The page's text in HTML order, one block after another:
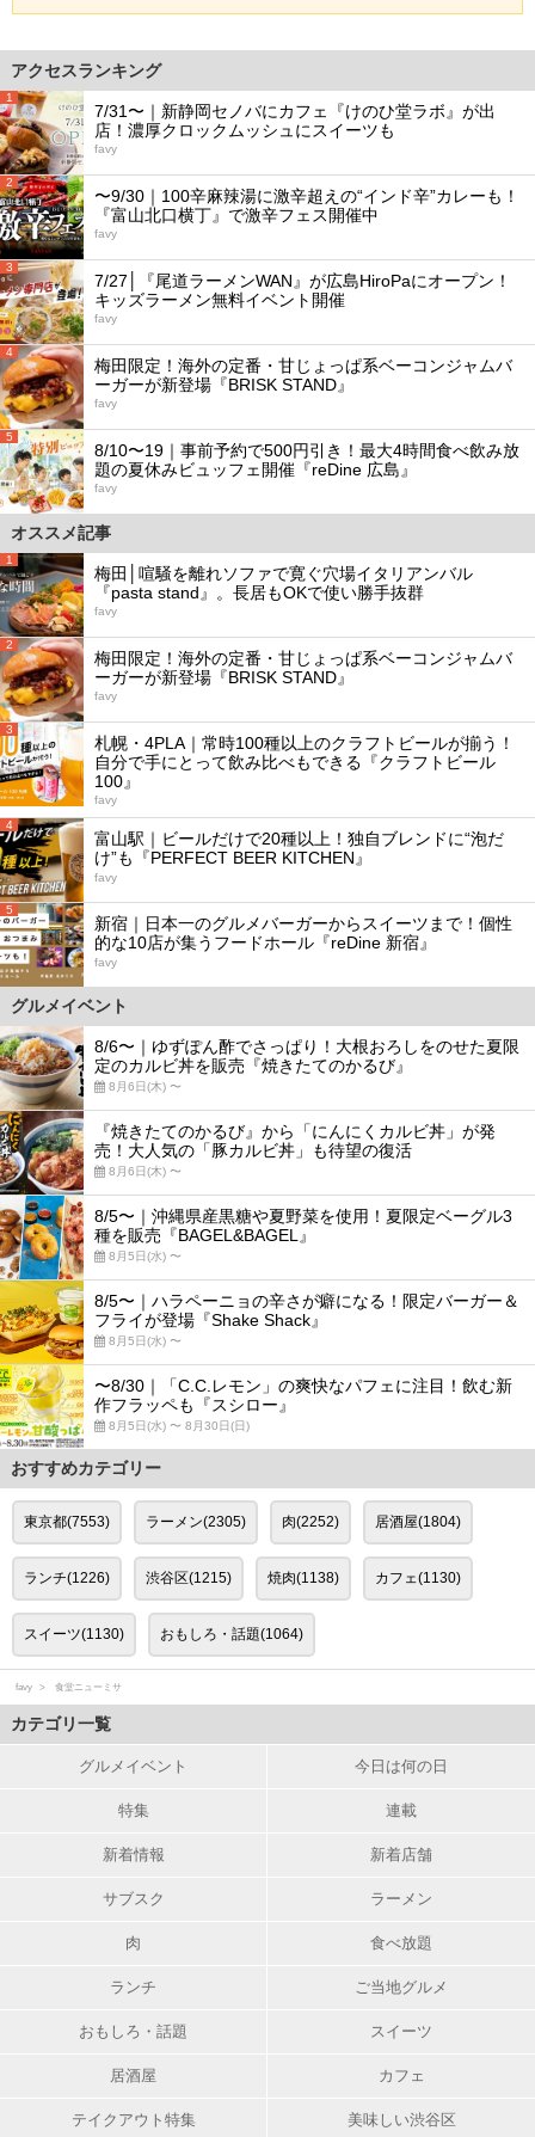
アクセスランキング
1
7/31〜｜新静岡セノバにカフェ『けのひ堂ラボ』が出
店！濃厚クロックムッシュにスイーツも
favy
2
〜9/30｜100辛麻辣湯に激辛超えの“インド辛”カレーも！
『富山北口横丁』で激辛フェス開催中
favy
3
7/27│『尾道ラーメンWAN』が広島HiroPaにオープン！
キッズラーメン無料イベント開催
favy
4
梅田限定！海外の定番・甘じょっぱ系ベーコンジャムバ
ーガーが新登場『BRISK STAND』
favy
5
8/10〜19｜事前予約で500円引き！最大4時間食べ飲み放
題の夏休みビュッフェ開催『reDine 広島』
favy
オススメ記事
1
梅田│喧騒を離れソファで寛ぐ穴場イタリアンバル
『pasta stand』。長居もOKで使い勝手抜群
favy
2
梅田限定！海外の定番・甘じょっぱ系ベーコンジャムバ
ーガーが新登場『BRISK STAND』
favy
3
札幌・4PLA｜常時100種以上のクラフトビールが揃う！
自分で手にとって飲み比べもできる『クラフトビール
100』
favy
4
富山駅｜ビールだけで20種以上！独自ブレンドに“泡だ
け”も『PERFECT BEER KITCHEN』
favy
5
新宿｜日本一のグルメバーガーからスイーツまで！個性
的な10店が集うフードホール『reDine 新宿』
favy
グルメイベント
8/6〜｜ゆずぽん酢でさっぱり！大根おろしをのせた夏限
定のカルビ丼を販売『焼きたてのかるび』
8月6日(木) 〜
『焼きたてのかるび』から「にんにくカルビ丼」が発
売！大人気の「豚カルビ丼」も待望の復活
8月6日(木) 〜
8/5〜｜沖縄県産黒糖や夏野菜を使用！夏限定ベーグル3
種を販売『BAGEL&BAGEL』
8月5日(水) 〜
8/5〜｜ハラペーニョの辛さが癖になる！限定バーガー＆
フライが登場『Shake Shack』
8月5日(水) 〜
〜8/30｜「C.C.レモン」の爽快なパフェに注目！飲む新
作フラッペも『スシロー』
8月5日(水) 〜 8月30日(日)
おすすめカテゴリー
東京都(7553) ラーメン(2305) 肉(2252) 居酒屋(1804)
ランチ(1226) 渋谷区(1215) 焼肉(1138) カフェ(1130)
スイーツ(1130) おもしろ・話題(1064)
favy 食堂ニューミサ
カテゴリ一覧
グルメイベント 今日は何の日
特集 連載
新着情報 新着店舗
サブスク ラーメン
肉 食べ放題
ランチ ご当地グルメ
おもしろ・話題 スイーツ
居酒屋 カフェ
テイクアウト特集 美味しい渋谷区